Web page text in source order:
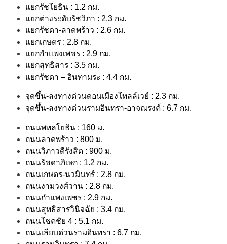
แยกรัชโยธิน : 1.2 กม.
แยกต่างระดับรัชวิภา : 2.3 กม.
แยกรัชดา-ลาดพร้าว : 2.6 กม.
แยกเกษตร : 2.8 กม.
แยกกำแพงเพชร : 2.9 กม.
แยกสุทธิสาร : 3.5 กม.
แยกรัชดา – อินทามระ : 4.4 กม.
จุดขึ้น-ลงทางด่วนดอนเมืองโทลล์เวย์ : 2.3 กม.
จุดขึ้น-ลงทางด่วนรามอินทรา-อาจณรงค์ : 6.7 กม.
ถนนพหลโยธิน : 160 ม.
ถนนลาดพร้าว : 800 ม.
ถนนวิภาวดีรังสิต : 900 ม.
ถนนรัชดาภิเษก : 1.2 กม.
ถนนเกษตร-นวมินทร์ : 2.8 กม.
ถนนงามวงศ์วาน : 2.8 กม.
ถนนกำแพงเพชร : 2.9 กม.
ถนนสุทธิสารวินิจฉัย : 3.4 กม.
ถนนโชคชัย 4 : 5.1 กม.
ถนนเลียบด่วนรามอินทรา : 6.7 กม.